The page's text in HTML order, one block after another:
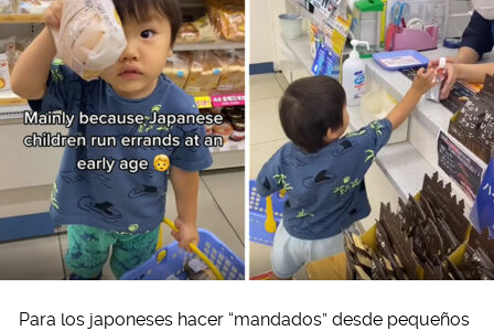
Para los japoneses hacer “mandados” desde pequeños